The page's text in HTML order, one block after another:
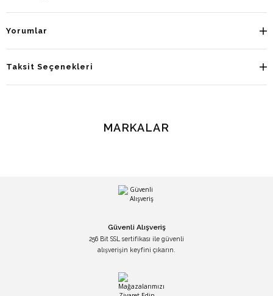
Yorumlar
Taksit Seçenekleri
MARKALAR
Güvenli Alışveriş
256 Bit SSL sertifikası ile güvenli
alışverişin keyfini çıkarın.